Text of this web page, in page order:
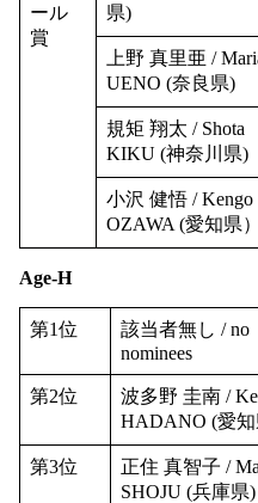
ール
賞
県)
上野 真里亜 /
UENO (奈良県)
規矩 翔太 / Shota
KIKU (神奈川県)
小沢 健悟 / Kengo
OZAWA (愛知県）
Age-H
第1位
該当者無し / no
nominees
第2位
波多野 圭南 /
HADANO (愛
第3位
正住 真智子 /
SHOJU (兵庫県)